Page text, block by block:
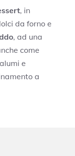
, in
da forno e
, ad una
come
e
a